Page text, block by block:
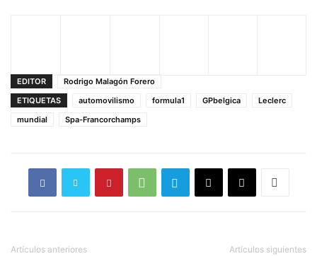
EDITOR
Rodrigo Malagón Forero
ETIQUETAS
automovilismo formula1 GPbelgica
Leclerc
mundial
Spa-Francorchamps
Artículos anteriores Artículos siguientes